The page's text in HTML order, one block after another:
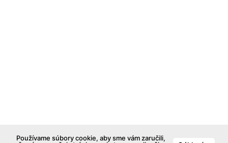
Používame súbory cookie, aby sme vám zaručili,